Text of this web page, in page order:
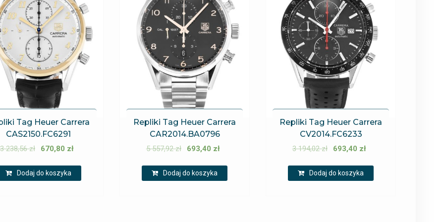
Tag Heuer Carrera
CAS2150.FC6291
3 238,56zł 670,80 zł
Dodaj do koszyka
Repliki Tag Heuer Carrera
CAR2014.BA0796
5 557,92zł 693,40 zł
Dodaj do koszyka
Repliki Tag Heuer Carrera
CV2014.FC6233
3 194,02zł 693,40 zł
Dodaj do koszyka